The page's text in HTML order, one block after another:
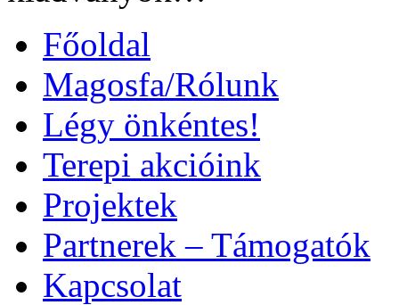
Főoldal
Magosfa/Rólunk
Légy önkéntes!
Terepi akcióink
Projektek
Partnerek – Támogatók
Kapcsolat